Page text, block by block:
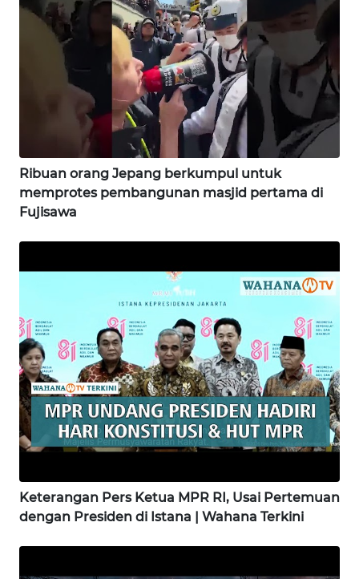
Ribuan orang Jepang berkumpul untuk
memprotes pembangunan masjid pertama di
Fujisawa
Keterangan Pers Ketua MPR RI, Usai Pertemuan
dengan Presiden di Istana | Wahana Terkini
WN
SULTENG
WN
BABEL
WN
WN
BENGKULU
WN
LAMPUNG
WN
WN
NUSANTARA